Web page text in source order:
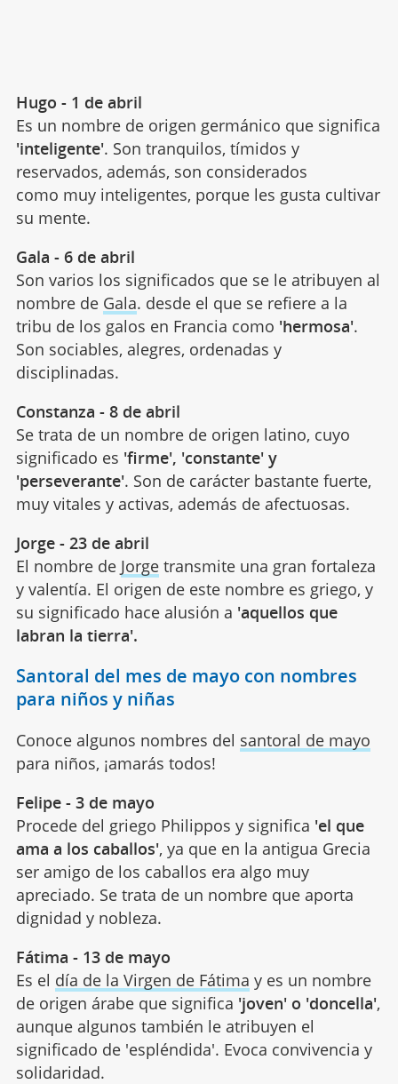
Hugo - 1 de abril
Es un nombre de origen germánico que significa
'inteligente'. Son tranquilos, tímidos y
reservados, además, son considerados
como muy inteligentes, porque les gusta cultivar
su mente.
Gala - 6 de abril
Son varios los significados que se le atribuyen al
nombre de Gala. desde el que se refiere a la
tribu de los galos en Francia como 'hermosa'.
Son sociables, alegres, ordenadas y
disciplinadas.
Constanza - 8 de abril
Se trata de un nombre de origen latino, cuyo
significado es 'firme', 'constante' y
'perseverante'. Son de carácter bastante fuerte,
muy vitales y activas, además de afectuosas.
Jorge - 23 de abril
El nombre de Jorgetransmite una gran fortaleza
y valentía. El origen de este nombre es griego, y
su significado hace alusión a 'aquellos que
labran la tierra'.
Santoral del mes de mayo con nombres
para niños y niñas
Conoce algunos nombres del santoral de mayo
para niños, ¡amarás todos!
Felipe - 3 de mayo
Procede del griego Philippos y significa 'el que
ama a los caballos', ya que en la antigua Grecia
ser amigo de los caballos era algo muy
apreciado. Se trata de un nombre que aporta
dignidad y nobleza.
Fátima - 13 de mayo
Es el día de la Virgen de Fátima y es un nombre
de origen árabe que significa 'joven' o 'doncella',
aunque algunos también le atribuyen el
significado de 'espléndida'. Evoca convivencia y
solidaridad.